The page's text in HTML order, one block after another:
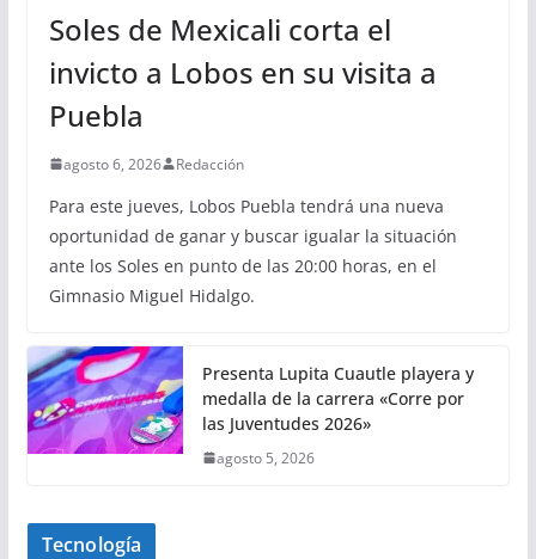
Soles de Mexicali corta el
invicto a Lobos en su visita a
Puebla
agosto 6, 2026 Redacción
Para este jueves, Lobos Puebla tendrá una nueva
oportunidad de ganar y buscar igualar la situación
ante los Soles en punto de las 20:00 horas, en el
Gimnasio Miguel Hidalgo.
Presenta Lupita Cuautle playera y
medalla de la carrera «Corre por
las Juventudes 2026»
agosto 5, 2026
Tecnología